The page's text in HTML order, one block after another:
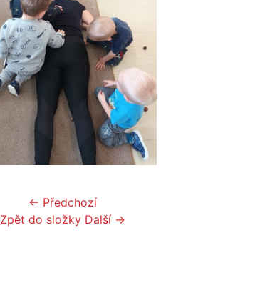
← Předchozí
Zpět do složky Další →